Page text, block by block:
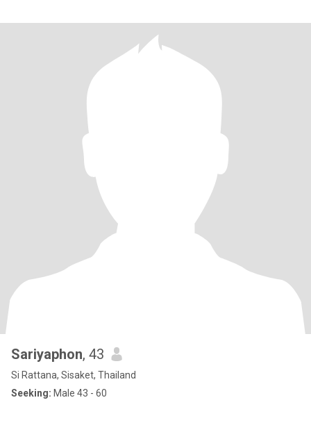
Sariyaphon, 43
Si Rattana, Sisaket, Thailand
Seeking: Male 43 - 60